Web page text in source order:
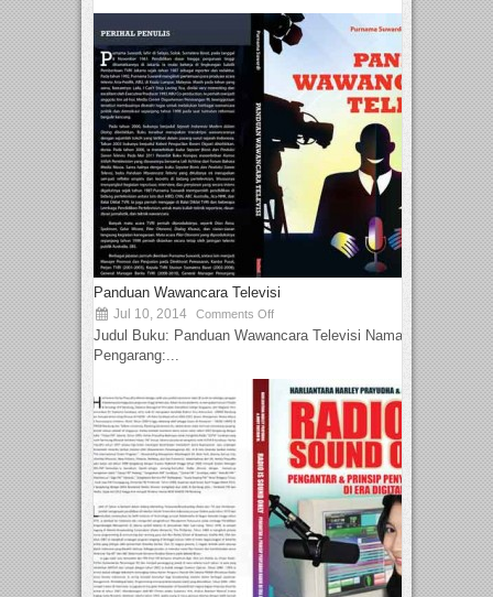
Panduan Wawancara Televisi
Jul 10, 2014 Comments Off
Judul Buku: Panduan Wawancara Televisi Nama
Pengarang:...